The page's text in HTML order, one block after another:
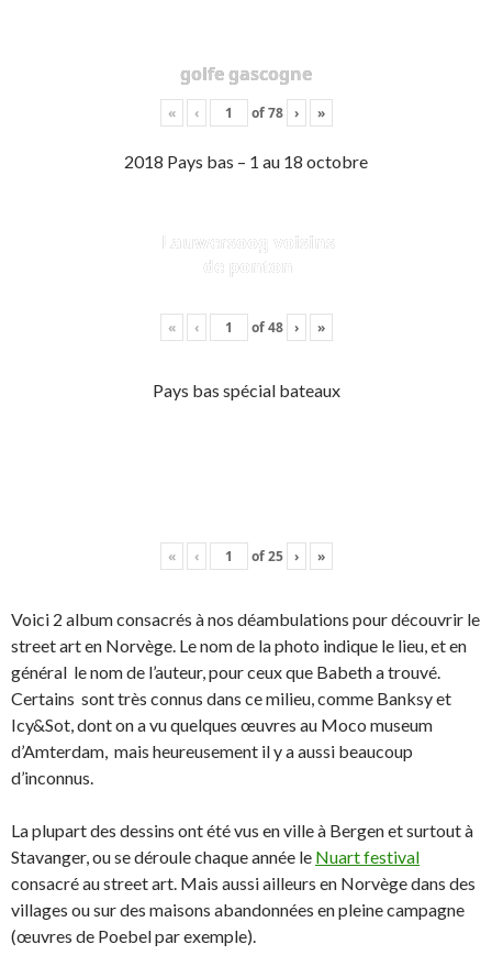
golfe gascogne
« ‹ of78 › »
2018 Pays bas – 1 au 18 octobre
Lauwersoog voisins
de ponton
« ‹ of48 › »
Pays bas spécial bateaux
« ‹ of25 › »
Voici 2 album consacrés à nos déambulations pour découvrir le
street art en Norvège. Le nom de la photo indique le lieu, et en
général le nom de l’auteur, pour ceux que Babeth a trouvé.
Certains sont très connus dans ce milieu, comme Banksy et
Icy&Sot, dont on a vu quelques œuvres au Moco museum
d’Amterdam, mais heureusement il y a aussi beaucoup
d’inconnus.
La plupart des dessins ont été vus en ville à Bergen et surtout à
Stavanger, ou se déroule chaque année le Nuart festival
consacré au street art. Mais aussi ailleurs en Norvège dans des
villages ou sur des maisons abandonnées en pleine campagne
(œuvres de Poebel par exemple).